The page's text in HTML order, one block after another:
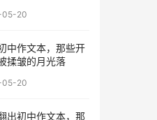
05-20
中作文本，那些开
揉皱的月光落
05-20
出初中作文本，那